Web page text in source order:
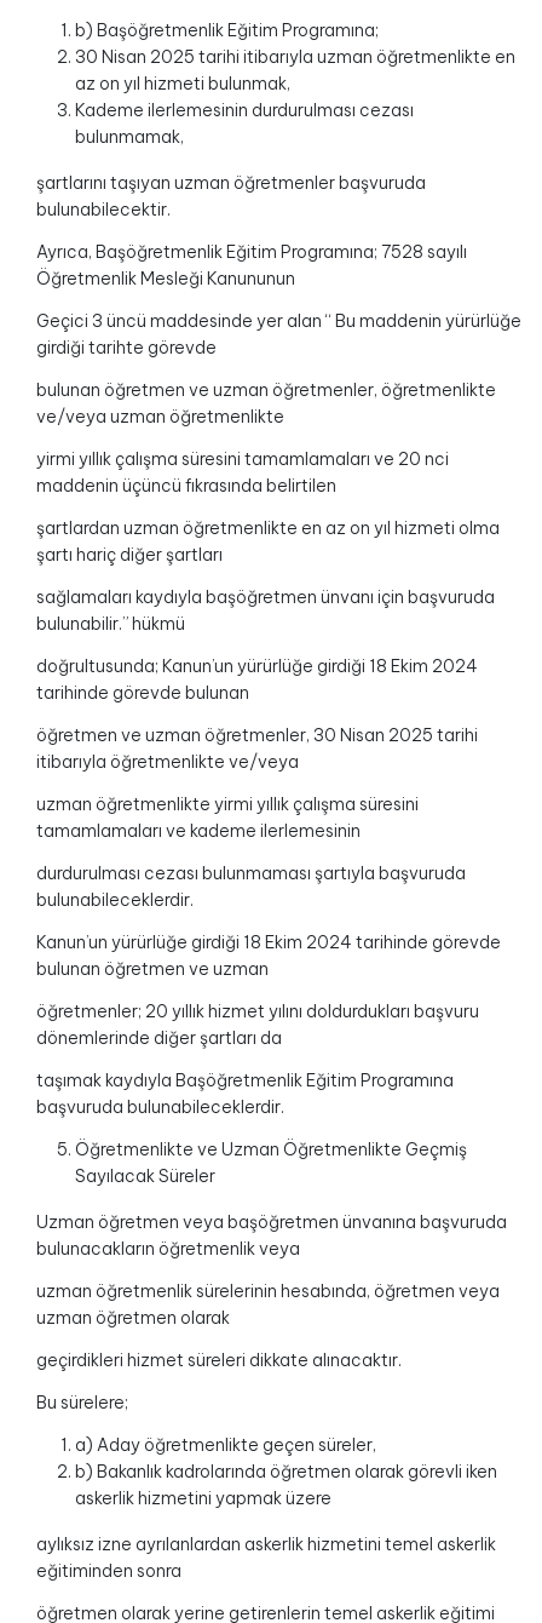
b) Başöğretmenlik Eğitim Programına;
30 Nisan 2025 tarihi itibarıyla uzman öğretmenlikte en
az on yıl hizmeti bulunmak,
Kademe ilerlemesinin durdurulması cezası
bulunmamak,
şartlarını taşıyan uzman öğretmenler başvuruda
bulunabilecektir.
Ayrıca, Başöğretmenlik Eğitim Programına; 7528 sayılı
Öğretmenlik Mesleği Kanununun
Geçici 3 üncü maddesinde yer alan “ Bu maddenin yürürlüğe
girdiği tarihte görevde
bulunan öğretmen ve uzman öğretmenler, öğretmenlikte
ve/veya uzman öğretmenlikte
yirmi yıllık çalışma süresini tamamlamaları ve 20 nci
maddenin üçüncü fıkrasında belirtilen
şartlardan uzman öğretmenlikte en az on yıl hizmeti olma
şartı hariç diğer şartları
sağlamaları kaydıyla başöğretmen ünvanı için başvuruda
bulunabilir.” hükmü
doğrultusunda; Kanun’un yürürlüğe girdiği 18 Ekim 2024
tarihinde görevde bulunan
öğretmen ve uzman öğretmenler, 30 Nisan 2025 tarihi
itibarıyla öğretmenlikte ve/veya
uzman öğretmenlikte yirmi yıllık çalışma süresini
tamamlamaları ve kademe ilerlemesinin
durdurulması cezası bulunmaması şartıyla başvuruda
bulunabileceklerdir.
Kanun’un yürürlüğe girdiği 18 Ekim 2024 tarihinde görevde
bulunan öğretmen ve uzman
öğretmenler; 20 yıllık hizmet yılını doldurdukları başvuru
dönemlerinde diğer şartları da
taşımak kaydıyla Başöğretmenlik Eğitim Programına
başvuruda bulunabileceklerdir.
Öğretmenlikte ve Uzman Öğretmenlikte Geçmiş
Sayılacak Süreler
Uzman öğretmen veya başöğretmen ünvanına başvuruda
bulunacakların öğretmenlik veya
uzman öğretmenlik sürelerinin hesabında, öğretmen veya
uzman öğretmen olarak
geçirdikleri hizmet süreleri dikkate alınacaktır.
Bu sürelere;
a) Aday öğretmenlikte geçen süreler,
b) Bakanlık kadrolarında öğretmen olarak görevli iken
askerlik hizmetini yapmak üzere
aylıksız izne ayrılanlardan askerlik hizmetini temel askerlik
eğitiminden sonra
öğretmen olarak yerine getirenlerin temel askerlik eğitimi